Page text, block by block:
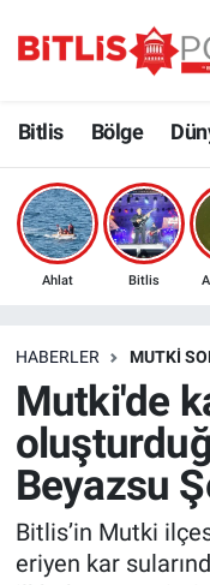
Bitlis Bölge
Ahlat Bitlis
HABERLER MUTKI
Mutki'de
Beyazsu
Bitlis’in Mutki
eriyen kar
Bölge
Çevre
Eğitim
Ekonomi
Genel
Bitlis Trafik
Süper Lig Puan
Son Dakika
Haber Arşivi